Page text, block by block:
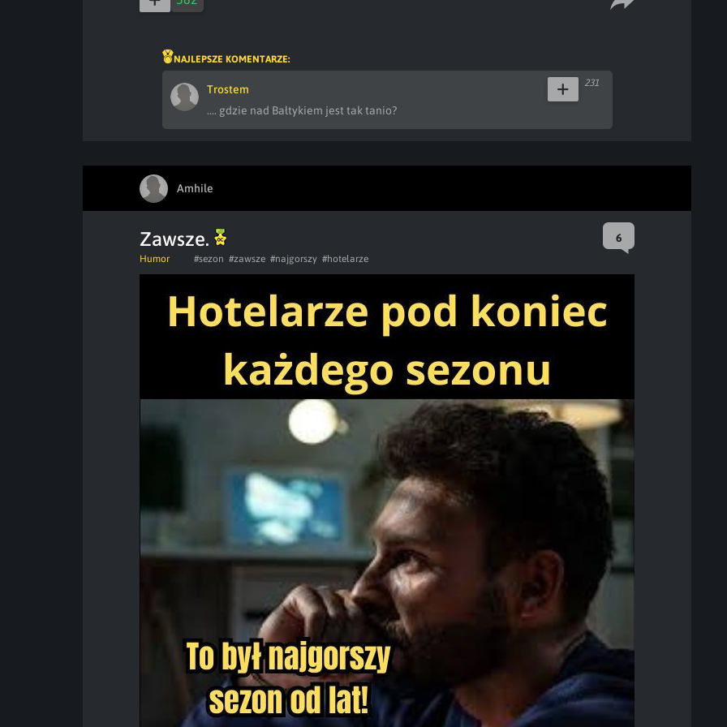
NAJLEPSZE KOMENTARZE:
Trostem
.... gdzie nad Bałtykiem jest tak tanio?
231
Amhile
Zawsze. 6
Humor #sezon #zawsze #najgorszy #hotelarze